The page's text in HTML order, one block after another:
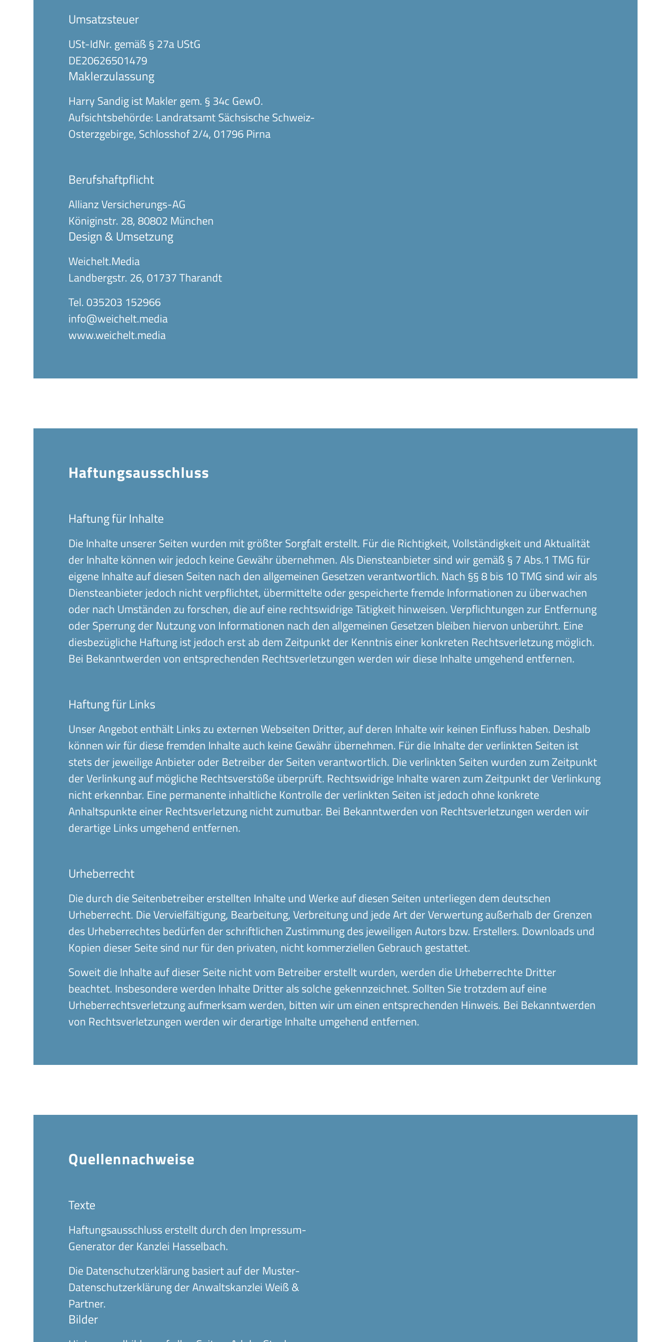
Umsatz­steuer
USt-IdNr. gemäß § 27a UStG
DE20626501479
Makler­zulassung
Harry Sandig ist Makler gem. § 34c GewO.
Aufsichtsbehörde: Landratsamt Sächsische Schweiz-
Osterzgebirge, Schlosshof 2/4, 01796 Pirna
Berufshaftpflicht
Allianz Versicherungs-AG
Königinstr. 28, 80802 München
Design & Umsetzung
Weichelt.Media
Landbergstr. 26, 01737 Tharandt
Tel. 035203 152966
info@weichelt.media
www.weichelt.media
Haftungs­ausschluss
Haftung für Inhalte
Die Inhalte unserer Seiten wurden mit größter Sorgfalt erstellt. Für die Richtigkeit, Vollständigkeit und Aktualität
der Inhalte können wir jedoch keine Gewähr übernehmen. Als Diensteanbieter sind wir gemäß § 7 Abs.1 TMG für
eigene Inhalte auf diesen Seiten nach den allgemeinen Gesetzen verantwortlich. Nach §§ 8 bis 10 TMG sind wir als
Diensteanbieter jedoch nicht verpflichtet, übermittelte oder gespeicherte fremde Informationen zu überwachen
oder nach Umständen zu forschen, die auf eine rechtswidrige Tätigkeit hinweisen. Verpflichtungen zur Entfernung
oder Sperrung der Nutzung von Informationen nach den allgemeinen Gesetzen bleiben hiervon unberührt. Eine
diesbezügliche Haftung ist jedoch erst ab dem Zeitpunkt der Kenntnis einer konkreten Rechtsverletzung möglich.
Bei Bekanntwerden von entsprechenden Rechtsverletzungen werden wir diese Inhalte umgehend entfernen.
Haftung für Links
Unser Angebot enthält Links zu externen Webseiten Dritter, auf deren Inhalte wir keinen Einfluss haben. Deshalb
können wir für diese fremden Inhalte auch keine Gewähr übernehmen. Für die Inhalte der verlinkten Seiten ist
stets der jeweilige Anbieter oder Betreiber der Seiten verantwortlich. Die verlinkten Seiten wurden zum Zeitpunkt
der Verlinkung auf mögliche Rechtsverstöße überprüft. Rechtswidrige Inhalte waren zum Zeitpunkt der Verlinkung
nicht erkennbar. Eine permanente inhaltliche Kontrolle der verlinkten Seiten ist jedoch ohne konkrete
Anhaltspunkte einer Rechtsverletzung nicht zumutbar. Bei Bekanntwerden von Rechtsverletzungen werden wir
derartige Links umgehend entfernen.
Urheberrecht
Die durch die Seitenbetreiber erstellten Inhalte und Werke auf diesen Seiten unterliegen dem deutschen
Urheberrecht. Die Vervielfältigung, Bearbeitung, Verbreitung und jede Art der Verwertung außerhalb der Grenzen
des Urheberrechtes bedürfen der schriftlichen Zustimmung des jeweiligen Autors bzw. Erstellers. Downloads und
Kopien dieser Seite sind nur für den privaten, nicht kommerziellen Gebrauch gestattet.
Soweit die Inhalte auf dieser Seite nicht vom Betreiber erstellt wurden, werden die Urheberrechte Dritter
beachtet. Insbesondere werden Inhalte Dritter als solche gekennzeichnet. Sollten Sie trotzdem auf eine
Urheberrechtsverletzung aufmerksam werden, bitten wir um einen entsprechenden Hinweis. Bei Bekanntwerden
von Rechtsverletzungen werden wir derartige Inhalte umgehend entfernen.
Quellen­nachweise
Texte
Haftungsausschluss erstellt durch den Impressum-
Generatorder Kanzlei Hasselbach.
Die Datenschutz­erklärung basiert auf der Muster-
Daten­schutz­erklärungderAnwaltskanzlei Weiß &
Partner.
Bilder